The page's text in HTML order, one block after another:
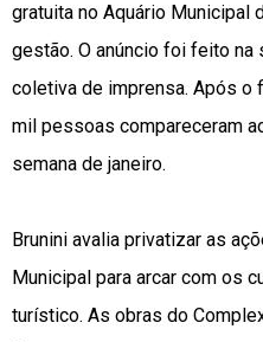
gratuita no Aquário Municipal
gestão. O anúncio foi feito na
coletiva de imprensa. Após o
mil pessoas compareceram
semana de janeiro.
Brunini avalia privatizar as
Municipal para arcar com os
turístico. As obras do